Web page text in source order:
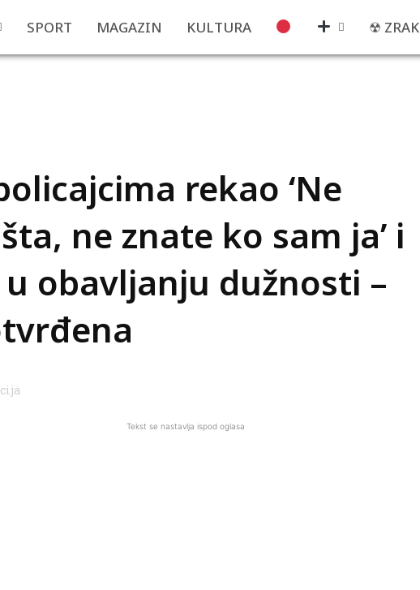
SPORT MAGAZIN KULTURA ☢ ZRAK
rekao ‘Ne
ne znate ko sam ja’ i
obavljanju dužnosti –
Tekst se nastavlja ispod oglasa